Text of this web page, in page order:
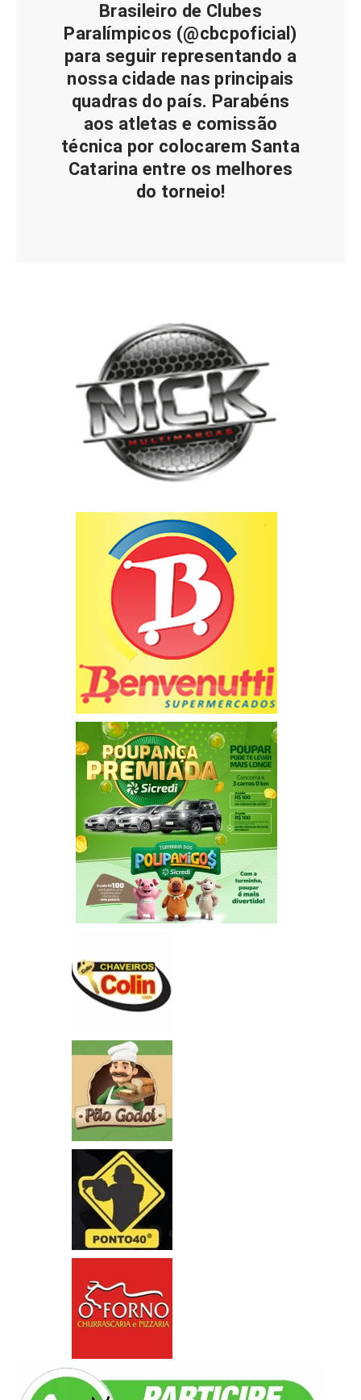
Brasileiro de Clubes
Paralímpicos (@cbcpoficial)
para seguir representando a
nossa cidade nas principais
quadras do país. Parabéns
aos atletas e comissão
técnica por colocarem Santa
Catarina entre os melhores
do torneio!